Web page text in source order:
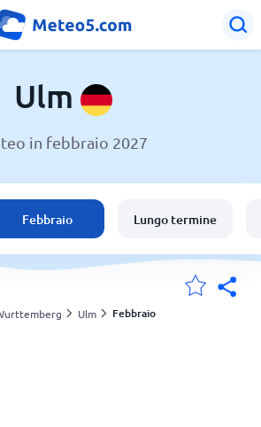
Ulm
in febbraio 2027
Febbraio Lungo termine
Ulm Febbraio